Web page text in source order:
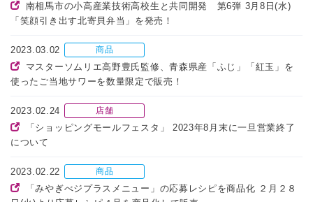
南相馬市の小高産業技術高校生と共同開発 第6弾 3月8日(水)
「笑顔引き出す北寄貝弁当」を発売！
2023.03.02 商品
マスターソムリエ高野豊氏監修、青森県産「ふじ」「紅玉」を
使ったご当地サワーを数量限定で販売！
2023.02.24 店舗
「ショッピングモールフェスタ」 2023年8月末に一旦営業終了
について
2023.02.22 商品
「みやぎべジプラスメニュー」の応募レシピを商品化 ２月２８